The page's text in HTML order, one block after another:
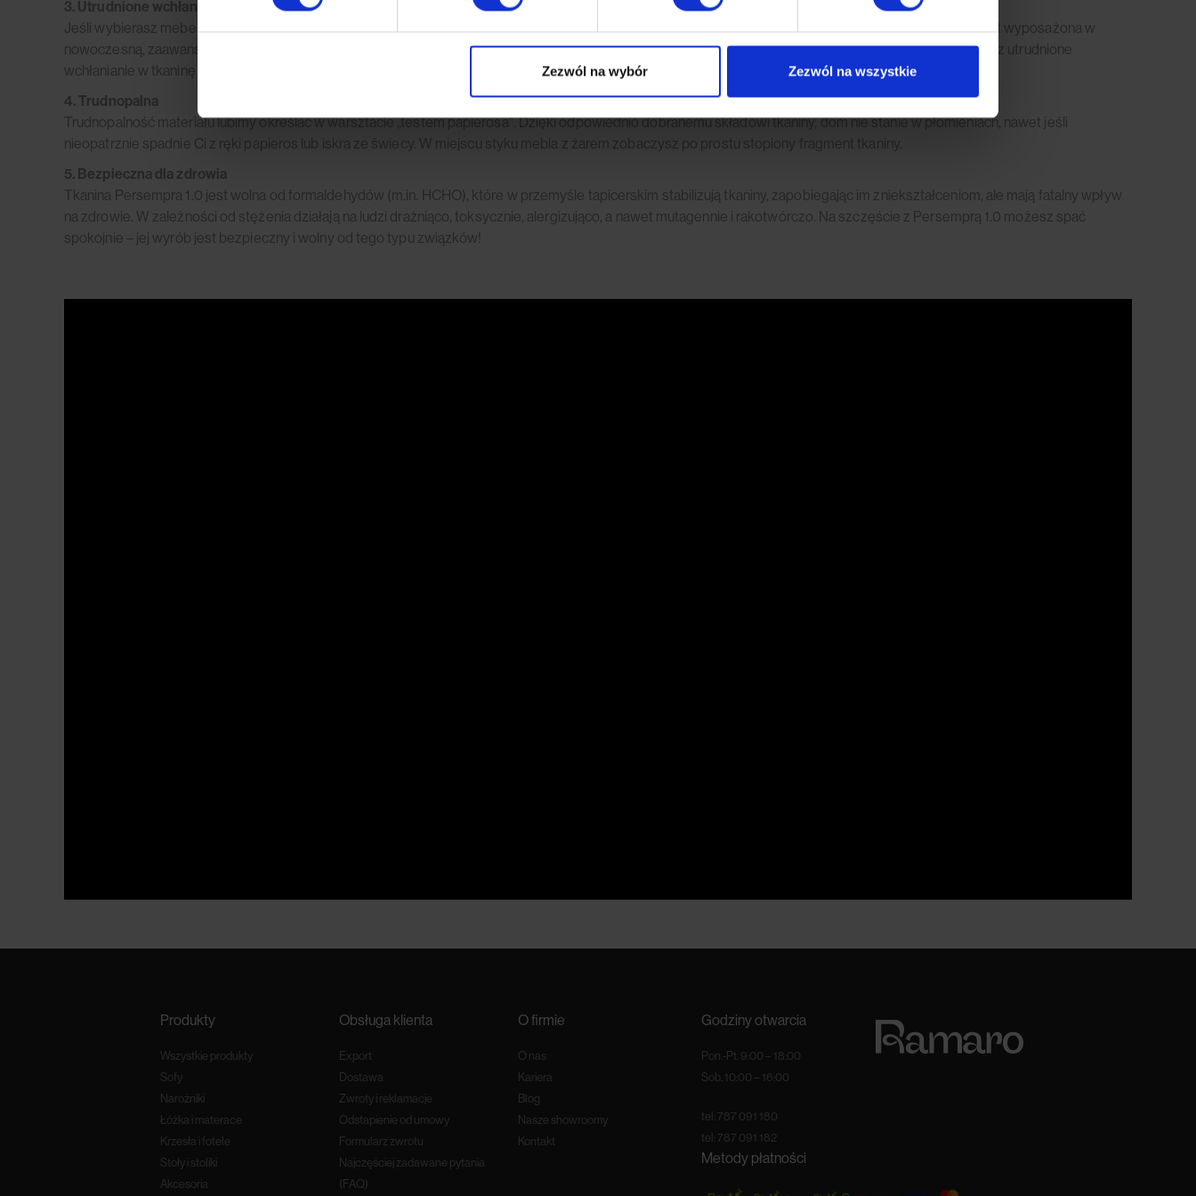
Zezwól na wybór Zezwól na wszystkie
3. Utrudnione wchłanianie płynów i łatwe czyszczenie
Jeśli wybierasz mebel swoich marzeń, ale oczami wyobraźni widzisz, jak na obicie chlusta rozlana kawa… Możesz odetchnąć z ulgą. Tkanina Persempra jest wyposażona w
nowoczesną, zaawansowaną
– technologię opartą na nanocząsteczkach, która pozwala utrzymać tkaninę w czystości. Jak? Poprzez utrudnione
wchłanianie w tkaninę rozlanych płynów oraz ułatwienie usuwania z niej wszelkiego rodzaju plam (nawet tych już dawno zaschniętych!).
4. Trudnopalna
Trudnopalność materiału lubimy określać w warsztacie „testem papierosa”. Dzięki odpowiednio dobranemu składowi tkaniny, dom nie stanie w płomieniach, nawet jeśli
nieopatrznie spadnie Ci z ręki papieros lub iskra ze świecy. W miejscu styku mebla z żarem zobaczysz po prostu stopiony fragment tkaniny.
5. Bezpieczna dla zdrowia
Tkanina Persempra 1.0 jest wolna od formaldehydów (m.in. HCHO), które w przemyśle tapicerskim stabilizują tkaniny, zapobiegając im zniekształceniom, ale mają fatalny wpływ
na zdrowie. W zależności od stężenia działają na ludzi drażniąco, toksycznie, alergizująco, a nawet mutagennie i rakotwórczo. Na szczęście z Persemprą 1.0 możesz spać
spokojnie – jej wyrób jest bezpieczny i wolny od tego typu związków!
Produkty
Wszystkie produkty
Sofy
Narożniki
Łóżka i materace
Krzesła i fotele
Stoły i stoliki
Akcesoria
Obsługa klienta
Export
Dostawa
Zwroty i reklamacje
Odstapienie od umowy
Formularz zwrotu
Najczęściej zadawane pytania
(FAQ)
O firmie
O nas
Kariera
Blog
Nasze showroomy
Kontakt
Godziny otwarcia
Pon.-Pt. 9:00 – 18:00
Sob. 10:00 – 16:00
tel: 787 091 180
tel: 787 091 182
Metody płatności